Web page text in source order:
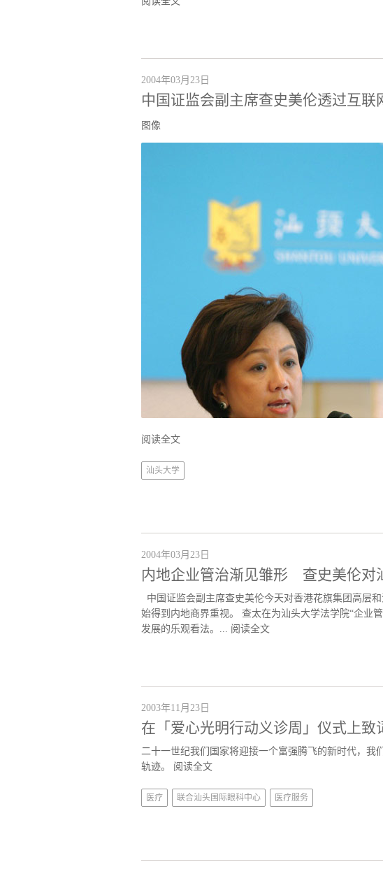
2004年03月23日
中国证监会副主席查史美伦透过互
图像
阅读全文
汕头大学
2004年03月23日
内地企业管治渐见雏形 查史美伦对
中国证监会副主席查史美伦今天对香港花旗集团高层
始得到内地商界重视。 查太在为汕头大学法学院“企业
发展的乐观看法。... 阅读全文
2003年11月23日
在「爱心光明行动义诊周」仪式上致
二十一世纪我们国家将迎接一个富强腾飞的新时代，
轨迹。 阅读全文
医疗 联合汕头国际眼科中心 医疗服务